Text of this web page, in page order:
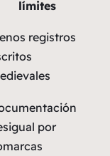
límites
registros
por